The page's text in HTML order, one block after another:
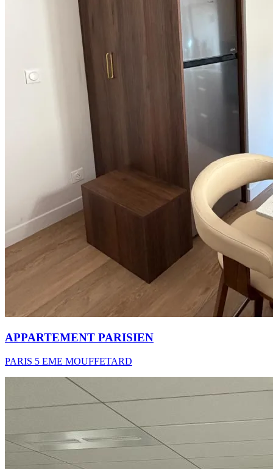
APPARTEMENT PARISIEN
PARIS 5 EME MOUFFETARD